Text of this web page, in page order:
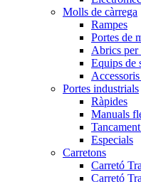
Molls de càrrega
Rampes
Portes de
Abrics per
Equips de
Portes industrials
Ràpides
Manuals
Especials
Carretons
Carretó
Carretó